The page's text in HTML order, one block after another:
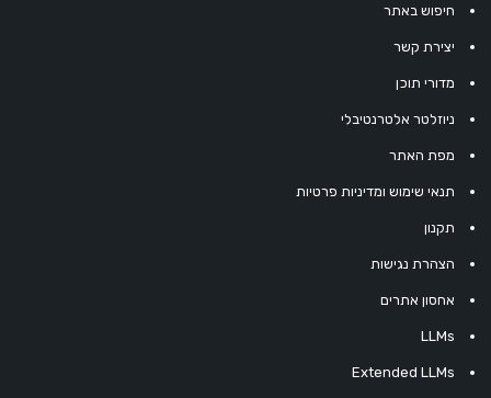
חיפוש באתר
יצירת קשר
מדורי תוכן
ניוזלטר אלטרנטיבלי
מפת האתר
תנאי שימוש ומדיניות פרטיות
תקנון
הצהרת נגישות
אחסון אתרים
LLMs
Extended LLMs